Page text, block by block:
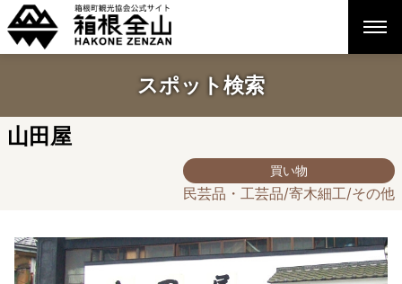
スポット検索
山田屋
買い物
民芸品・工芸品/寄木細工/その他